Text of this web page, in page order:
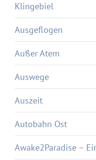
Klingebiel
Ausgeflogen
Außer Atem
Auswege
Auszeit
Autobahn Ost
Awake2Paradise –